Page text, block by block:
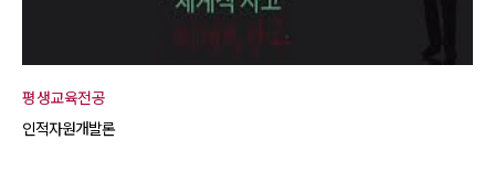
평생교육전공
인적자원개발론